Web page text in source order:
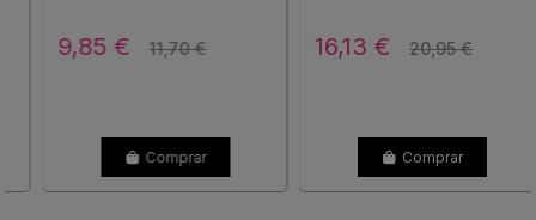
9,85 € 11,70 €
Comprar
16,13 € 20,95 €
Comprar